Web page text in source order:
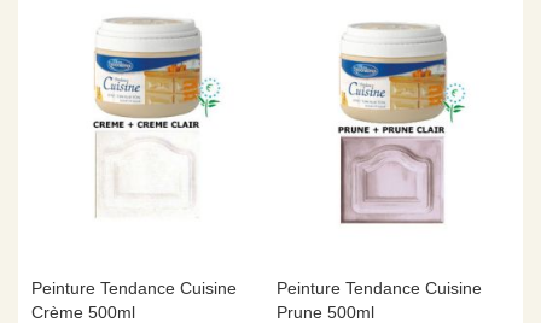
Peinture Tendance Cuisine
Crème 500ml
Peinture Tendance Cuisine
Prune 500ml